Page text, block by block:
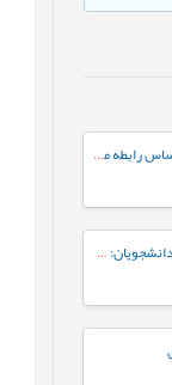
پیش‌بینی شایستگی اجتماعی دانش‌آموزان بر اساس رابطه معلم-دانش‌آموز و احساس تعلق به مدرسه: نقش واسطه‌ای تنظیم رفتاری هیجان
سبک‌های دلبستگی و پریشانی روان‌شناختی در دانشجویان: نقش واسطه‌ای تنظیم هیجان بین فردی